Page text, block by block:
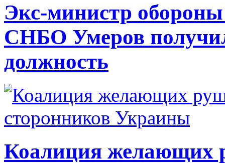
Экс-министр
СНБО Умеров
должность
Коалиция желающих